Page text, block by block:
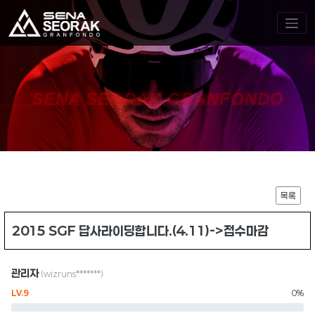
SENA SEORAK GRANFONDO
목록
2015 SGF 답사라이딩합니다.(4.11)->접수마감
관리자 (wizruns*******)
LV.9 0%